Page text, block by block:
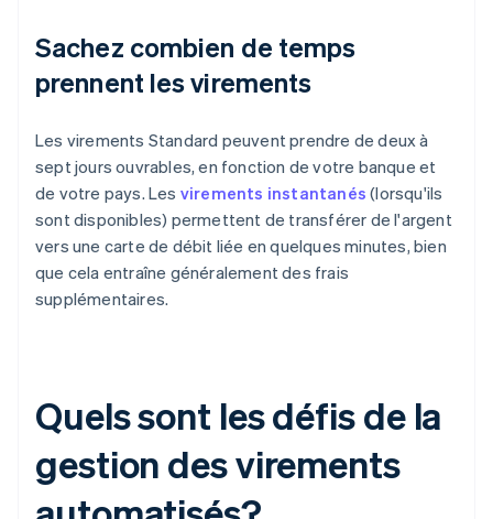
Sachez combien de temps
prennent les virements
Les virements Standard peuvent prendre de deux à
sept jours ouvrables, en fonction de votre banque et
de votre pays. Les virements instantanés (lorsqu'ils
sont disponibles) permettent de transférer de l'argent
vers une carte de débit liée en quelques minutes, bien
que cela entraîne généralement des frais
supplémentaires.
Quels sont les défis de la
gestion des virements